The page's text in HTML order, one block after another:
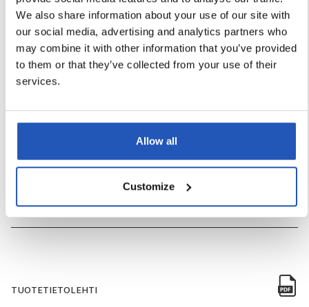
We also share information about your use of our site with
our social media, advertising and analytics partners who
may combine it with other information that you’ve provided
to them or that they’ve collected from your use of their
services.
Allow all
Customize
TUOTENUMERO 4461
HAJUVESI Kyllä
MÄÄRÄ PER LAVA 108
LAATIKOIDEN MÄÄRÄ PER LAVA 36
TUOTETIETOLEHTI